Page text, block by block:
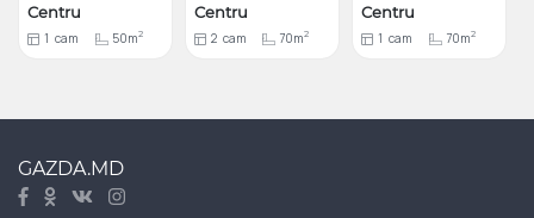
Centru
1 cam 50m2
Centru
2 cam 70m2
Centru
1 cam 70m2
GAZDA.MD